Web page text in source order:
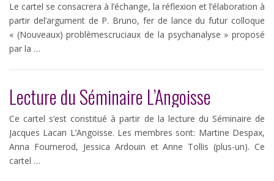
Le cartel se consacrera à l’échange, la réflexion et l’élaboration à
partir del’argument de P. Bruno, fer de lance du futur colloque
« (Nouveaux) problèmescruciaux de la psychanalyse » proposé
par la …
Lecture du Séminaire L’Angoisse
Ce cartel s’est constitué à partir de la lecture du Séminaire de
Jacques Lacan L’Angoisse. Les membres sont: Martine Despax,
Anna Fournerod, Jessica Ardouin et Anne Tollis (plus-un). Ce
cartel …